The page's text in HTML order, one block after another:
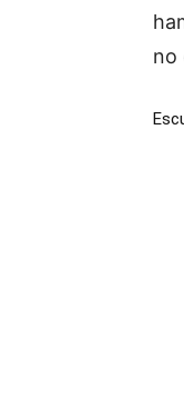
no